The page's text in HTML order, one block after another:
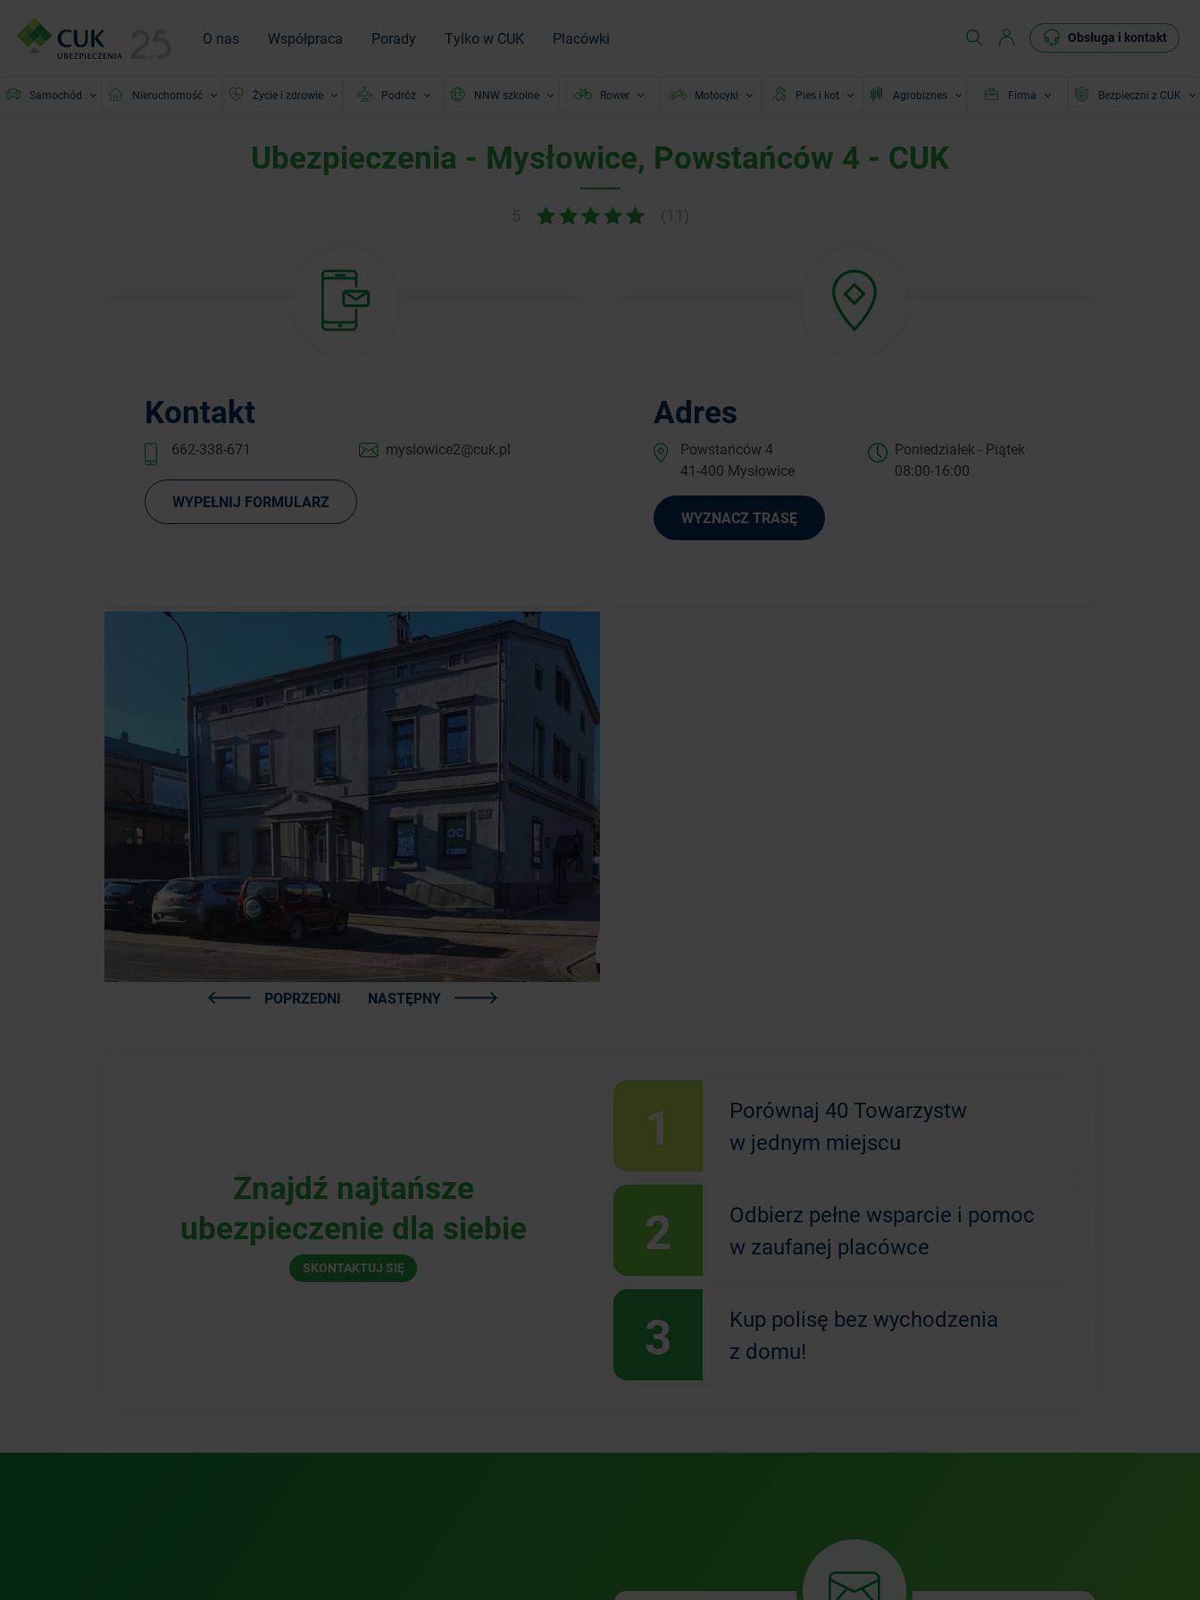
O nas Współpraca Porady Tylko w CUK Placówki Obsługa i kontakt
Samochód Nieruchomość Życie i zdrowie Podróż NNW szkolne Rower Motocykl Pies i kot Agrobiznes Firma Bezpieczni z CUK
Ubezpieczenia - Mysłowice, Powstańców 4 - CUK
Kontakt
662-338-671 myslowice2@cuk.pl
WYPEŁNIJ FORMULARZ
Adres
Powstańców 4
41-400 Mysłowice
Poniedziałek - Piątek
08:00-16:00
WYZNACZ TRASĘ
POPRZEDNI NASTĘPNY
Znajdź najtańsze
ubezpieczenie dla siebie
SKONTAKTUJ SIĘ
1
Porównaj 40 Towarzystw
w jednym miejscu
2
Odbierz pełne wsparcie i pomoc
w zaufanej placówce
3
Kup polisę bez wychodzenia
z domu!